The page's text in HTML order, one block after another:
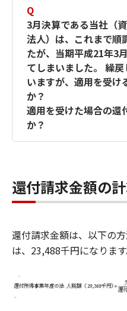
Q
3月決算である当社（
法人）は、これまで順
たが、当期平成21年3
てしまいました。 繰
いますが、適用を受け
か？
適用を受けた場合の還
か？
29,360,000円
当期：欠損事業年
期末資本金額が1億
要件を満たすこと
還付請求金額の
還付請求金額は、以下の
は、23,488千円になります